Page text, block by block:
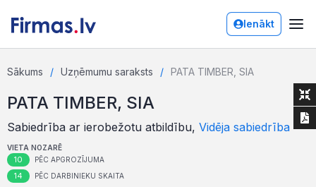
Ienākt
Sākums Uzņēmumu saraksts PATA TIMBER, SIA
PATA TIMBER, SIA
Sabiedrība ar ierobežotu atbildību, Vidēja sabiedrība
VIETA NOZARĒ
10 PĒC APGROZĪJUMA
14 PĒC DARBINIEKU SKAITA